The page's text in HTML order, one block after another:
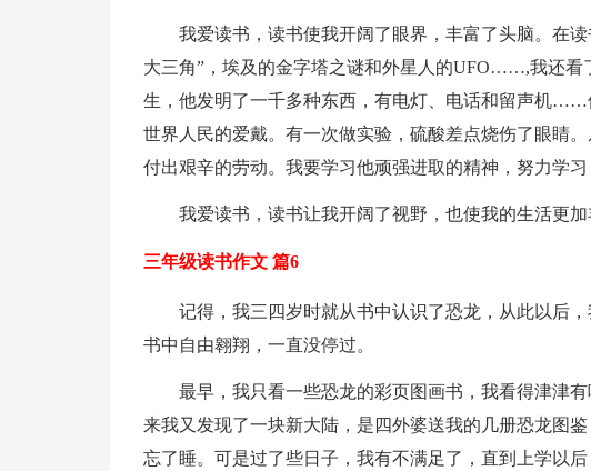
我爱读书，读书使我开阔了眼界，丰富了头脑。在
大三角”，埃及的金字塔之谜和外星人的UFO……,我还看
生，他发明了一千多种东西，有电灯、电话和留声机……
世界人民的爱戴。有一次做实验，硫酸差点烧伤了眼睛
付出艰辛的劳动。我要学习他顽强进取的精神，努力学习
我爱读书，读书让我开阔了视野，也使我的生活更加
三年级读书作文 篇6
记得，我三四岁时就从书中认识了恐龙，从此以后
书中自由翱翔，一直没停过。
最早，我只看一些恐龙的彩页图画书，我看得津津
来我又发现了一块新大陆，是四外婆送我的几册恐龙图
忘了睡。可是过了些日子，我有不满足了，直到上学以